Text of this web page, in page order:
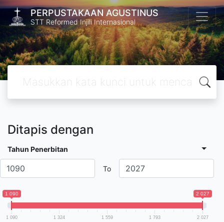
PERPUSTAKAAN AGUSTINUS
STT Reformed Injili Internasional
Ditapis dengan
Tahun Penerbitan
To
1 090 2 027
1 090 1 324 1 559 1 793 2 027